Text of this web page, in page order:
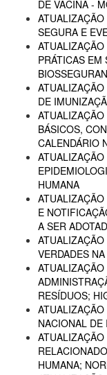
DE VACINA -
SEGURA E
PRÁTICAS EM
DE
BÁSICOS,
CALENDÁRIO
HUMANA
E
A SER
VERDADES
RESÍDUOS;
NACIONAL
HUMANA;